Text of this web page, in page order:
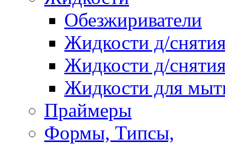
Обезжириватели
Жидкости д/
Жидкости д/
Жидкости для
Праймеры
Формы, Типсы,